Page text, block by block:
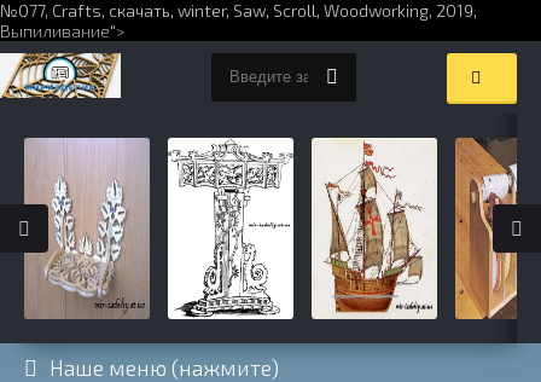
№077, Crafts, скачать, winter, Saw, Scroll, Woodworking, 2019,
Выпиливание">
Наше меню (нажмите)